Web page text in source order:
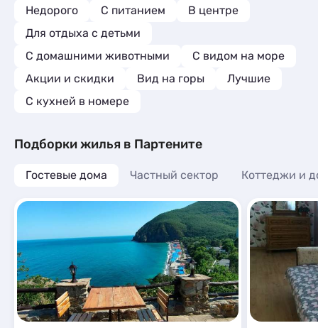
Недорого
С питанием
В центре
Для отдыха с детьми
С домашними животными
С видом на море
Акции и скидки
Вид на горы
Лучшие
C кухней в номере
Подборки жилья в Партените
Гостевые дома Частный сектор Коттеджи и